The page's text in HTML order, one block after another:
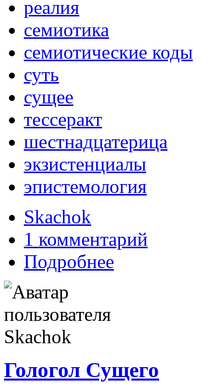
реалия
семиотика
семиотические коды
суть
сущее
тессеракт
шестнадцатерица
экзистенциалы
эпистемология
Skachok
1 комментарий
Подробнее
Гологол Сущего